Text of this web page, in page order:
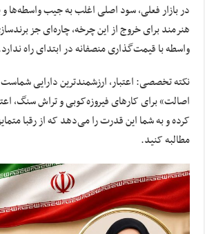
در بازار فعلی، سود اصلی اغلب به جیب واسطه‌ها و
هنرمند برای خروج از این چرخه، چاره‌ای جز
واسطه با قیمت‌گذاری منصفانه در ابتدای راه
نکته تخصصی: اعتبار، ارزشمندترین دارایی
اصالت» برای کارهای فیروزه‌کوبی و تراش سنگ،
کرده و به شما این قدرت را می‌دهد که از رقبا
مطالبه کنید.